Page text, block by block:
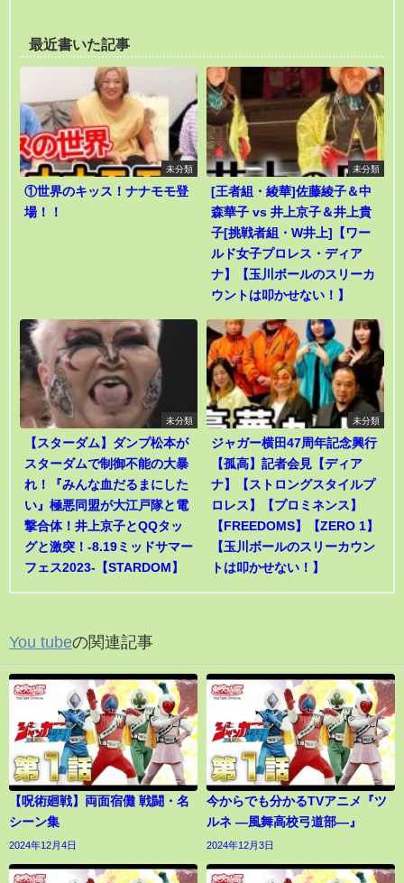
最近書いた記事
未分類
①世界のキッス！ナナモモ登
場！！
未分類
[王者組・綾華]佐藤綾子＆中
森華子 vs 井上京子＆井上貴
子[挑戦者組・W井上]【ワー
ルド女子プロレス・ディア
ナ】【玉川ボールのスリーカ
ウントは叩かせない！】
未分類
【スターダム】ダンプ松本が
スターダムで制御不能の大暴
れ！『みんな血だるまにした
い』極悪同盟が大江戸隊と電
撃合体！井上京子とQQタッ
グと激突！-8.19ミッドサマー
フェス2023-【STARDOM】
未分類
ジャガー横田47周年記念興行
【孤高】記者会見【ディア
ナ】【ストロングスタイルプ
ロレス】【プロミネンス】
【FREEDOMS】【ZERO 1】
【玉川ボールのスリーカウン
トは叩かせない！】
You tubeの関連記事
【呪術廻戦】両面宿儺 戦闘・名
シーン集
2024年12月4日
今からでも分かるTVアニメ『ツ
ルネ ―風舞高校弓道部―』
2024年12月3日